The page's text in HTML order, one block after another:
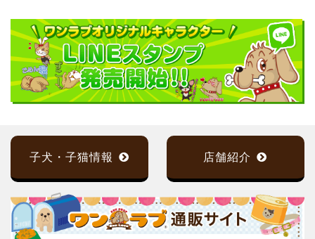
子犬・子猫情報 店舗紹介